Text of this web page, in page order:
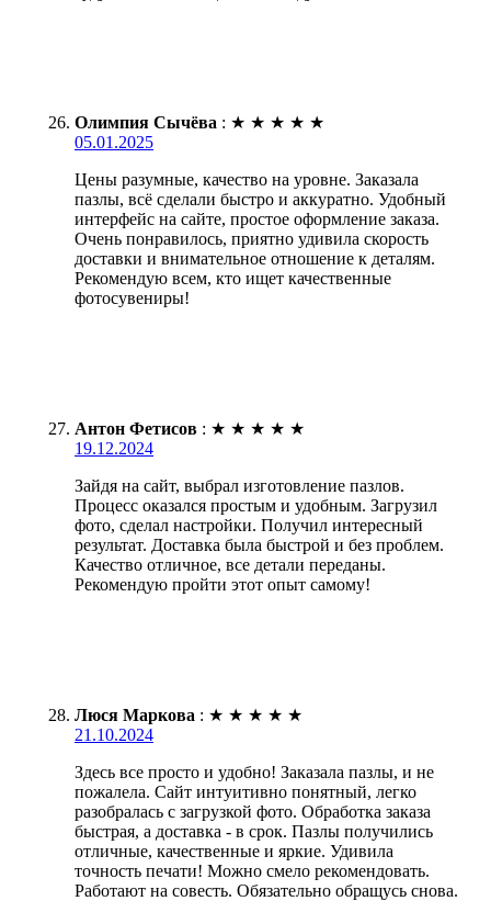
Олимпия Сычёва : ★ ★ ★ ★ ★
05.01.2025
Цены разумные, качество на уровне. Заказала
пазлы, всё сделали быстро и аккуратно. Удобный
интерфейс на сайте, простое оформление заказа.
Очень понравилось, приятно удивила скорость
доставки и внимательное отношение к деталям.
Рекомендую всем, кто ищет качественные
фотосувениры!
Антон Фетисов : ★ ★ ★ ★ ★
19.12.2024
Зайдя на сайт, выбрал изготовление пазлов.
Процесс оказался простым и удобным. Загрузил
фото, сделал настройки. Получил интересный
результат. Доставка была быстрой и без проблем.
Качество отличное, все детали переданы.
Рекомендую пройти этот опыт самому!
Люся Маркова : ★ ★ ★ ★ ★
21.10.2024
Здесь все просто и удобно! Заказала пазлы, и не
пожалела. Сайт интуитивно понятный, легко
разобралась с загрузкой фото. Обработка заказа
быстрая, а доставка - в срок. Пазлы получились
отличные, качественные и яркие. Удивила
точность печати! Можно смело рекомендовать.
Работают на совесть. Обязательно обращусь снова.